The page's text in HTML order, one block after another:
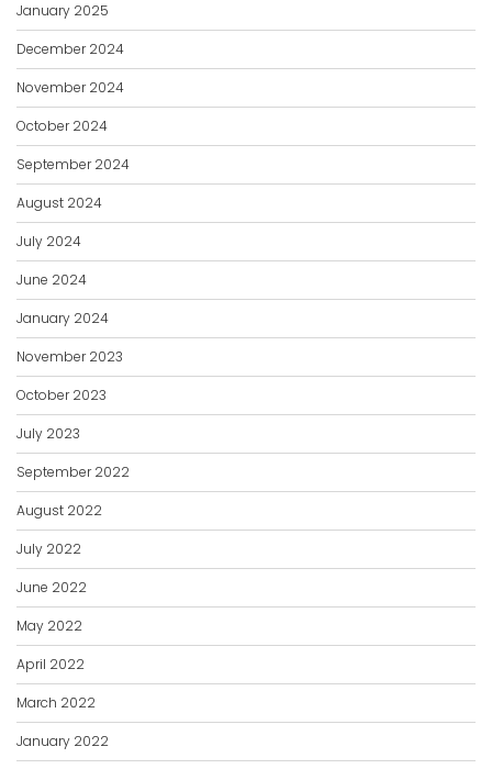
January 2025
December 2024
November 2024
October 2024
September 2024
August 2024
July 2024
June 2024
January 2024
November 2023
October 2023
July 2023
September 2022
August 2022
July 2022
June 2022
May 2022
April 2022
March 2022
January 2022